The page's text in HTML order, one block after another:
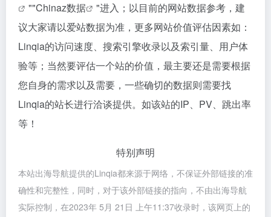
""Chinaz数据
"进入；以目前的网站数据参考，建
议大家请以爱站数据为准，更多网站价值评估因素如：
Linqia的访问速度、搜索引擎收录以及索引量、用户体
验等；当然要评估一个站的价值，最主要还是需要根据
您自身的需求以及需要，一些确切的数据则需要找
Linqia的站长进行洽谈提供。如该站的IP、PV、跳出率
等！
特别声明
本站出海导航提供的Linqia都来源于网络，不保证外部链接的准
确性和完整性，同时，对于该外部链接的指向，不由出海导航
实际控制，在2023年 5月 21日 上午11:37收录时，该网页上的